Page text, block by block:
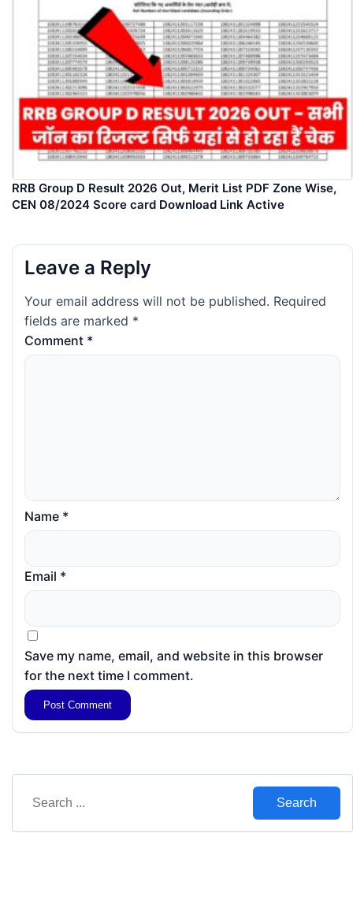
RRB Group D Result 2026 Out, Merit List PDF Zone Wise,
CEN 08/2024 Score card Download Link Active
Leave a Reply
Your email address will not be published. Required
fields are marked *
Comment *
Name *
Email *
Save my name, email, and website in this browser
for the next time I comment.
Search